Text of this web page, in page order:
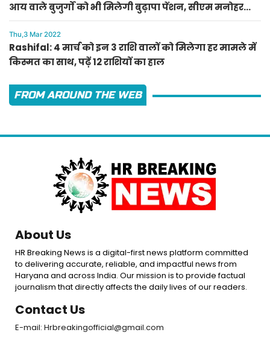
आय वाले बुजुर्गों को भी मिलेगी बुढ़ापा पेंशन, सीएम मनोहर
लाल का ऐलान
Thu,3 Mar 2022
Rashifal: 4 मार्च को इन 3 राशि वालों को मिलेगा हर मामले में
किस्मत का साथ, पढ़ें 12 राशियों का हाल
FROM AROUND THE WEB
About Us
HR Breaking News is a digital-first news platform committed
to delivering accurate, reliable, and impactful news from
Haryana and across India. Our mission is to provide factual
journalism that directly affects the daily lives of our readers.
Contact Us
E-mail: Hrbreakingofficial@gmail.com